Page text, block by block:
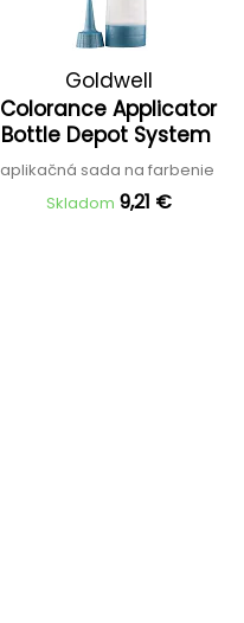
Goldwell
Colorance Applicator
Bottle Depot System
aplikačná sada na farbenie
Skladom 9,21 €